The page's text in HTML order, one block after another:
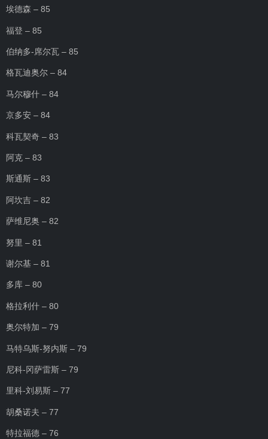
埃德森 – 85
福登 – 85
伯纳多-席尔瓦 – 85
格瓦迪奥尔 – 84
马尔穆什 – 84
京多安 – 84
科瓦契奇 – 83
阿克 – 83
斯通斯 – 83
阿坎吉 – 82
萨维尼奥 – 82
努里 – 81
谢尔基 – 81
多库 – 80
格拉利什 – 80
奥尔特加 – 79
马特乌斯-努内斯 – 79
尼科-冈萨雷斯 – 79
里科-刘易斯 – 77
胡桑诺夫 – 77
特拉福德 – 76